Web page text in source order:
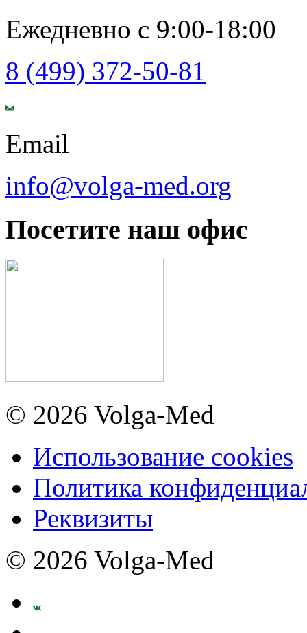
Ежедневно с 9:00-18:00
8 (499) 372-50-81
Email
info@volga-med.org
Посетите наш офис
© 2026 Volga-Med
Использование cookies
Политика
Реквизиты
© 2026 Volga-Med